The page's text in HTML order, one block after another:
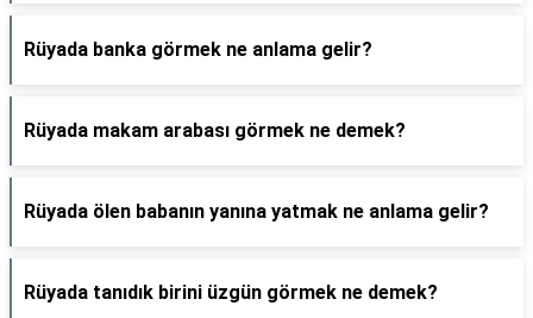
Rüyada banka görmek ne anlama gelir?
Rüyada makam arabası görmek ne demek?
Rüyada ölen babanın yanına yatmak ne anlama gelir?
Rüyada tanıdık birini üzgün görmek ne demek?